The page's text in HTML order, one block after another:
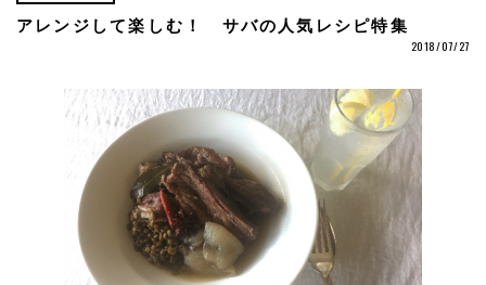
アレンジして楽しむ！ サバの人気レシピ特集
2018/07/27